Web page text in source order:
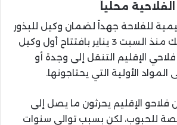
محلياً
للفلاحة جهداً لضمان وكيل للبذور
والأسمدة. تحقق ذلك منذ السبت 3 يناير بافتتاح أول وكيل
الإقليم التنقل إلى وجدة أو
الأولية التي يحتاجونها.
فلاحو الإقليم يحرثون ما يصل إلى
مخصصة للحبوب، لكن بسبب توالي سنوات